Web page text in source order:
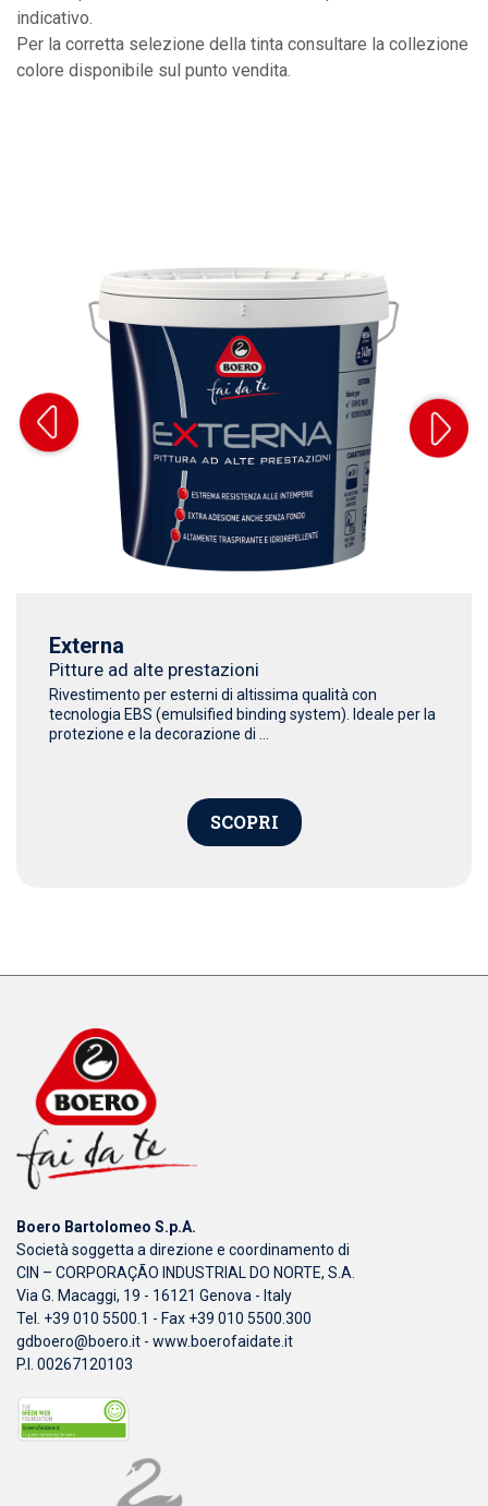
indicativo.
Per la corretta selezione della tinta consultare la collezione
colore disponibile sul punto vendita.
Externa
Pitture ad alte prestazioni
Rivestimento per esterni di altissima qualità con
tecnologia EBS (emulsified binding system). Ideale per la
protezione e la decorazione di ...
SCOPRI
Boero Bartolomeo S.p.A.
Società soggetta a direzione e coordinamento di
CIN – CORPORAÇÃO INDUSTRIAL DO NORTE, S.A.
Via G. Macaggi, 19 - 16121 Genova - Italy
Tel. +39 010 5500.1 - Fax +39 010 5500.300
gdboero@boero.it - www.boerofaidate.it
P.I. 00267120103